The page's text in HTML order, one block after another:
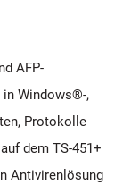
AFP-
in Windows®-,
Protokolle
dem TS-451+
Antivirenlösung